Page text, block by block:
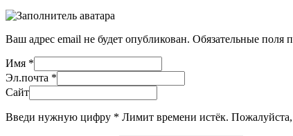
Ваш адрес email не будет опубликован. Обязательные поля
Имя *
Эл.почта *
Сайт
Введи нужную цифру * Лимит времени истёк.